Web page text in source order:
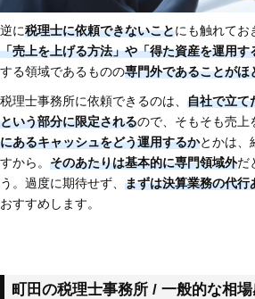
逆に税理士に依頼できないことにも触れてお
「売上を上げる方法」や「得た資産を運用す
する領域であるものの専門外であることがほ
税理士事務所に依頼できるのは、 自社で立て
という部分に限定されるので、そもそも売上
にあるキャッシュをどう運用するかとかは、
すから。 そのあたりは基本的に専門領域外だ
う。過度に期待せず、 まずは決算業務の代行
おすすめします。
町田の税理士事務所 / 一般的な相